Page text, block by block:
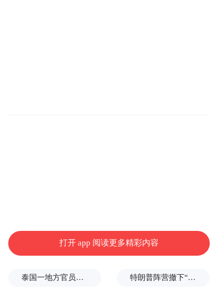
打开 app 阅读更多精彩内容
泰国一地方官员遭枪击 特朗普阵营撤下“霉霉”歌曲，曾多次“蹭歌”引争议